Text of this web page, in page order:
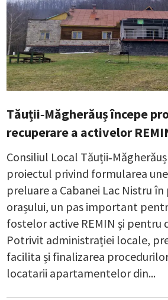
Tăuții‑Măgherăuș începe
recuperare a activelor
Consiliul Local
proiectul privind formularea
preluare a Cabanei Lac Nistru
orașului, un pas important
fostelor active REMIN și pentru
Potrivit administrației locale,
facilita și finalizarea
locatarii apartamentelor din